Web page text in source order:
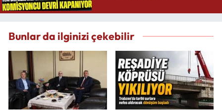
Bunlar da ilginizi çekebilir